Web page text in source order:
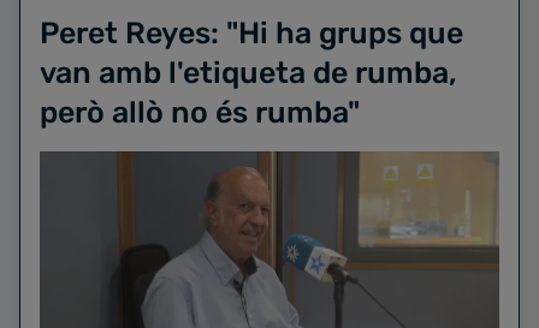
Peret Reyes: "Hi ha grups que
van amb l'etiqueta de rumba,
però allò no és rumba"